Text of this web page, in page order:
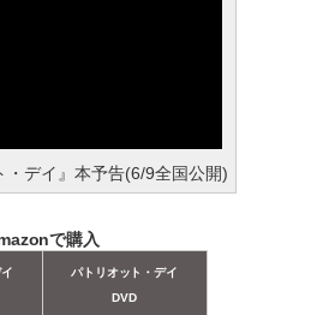
・デイ』本予告(6/9全国公開)
で購入
パトリオット・デイ
DVD